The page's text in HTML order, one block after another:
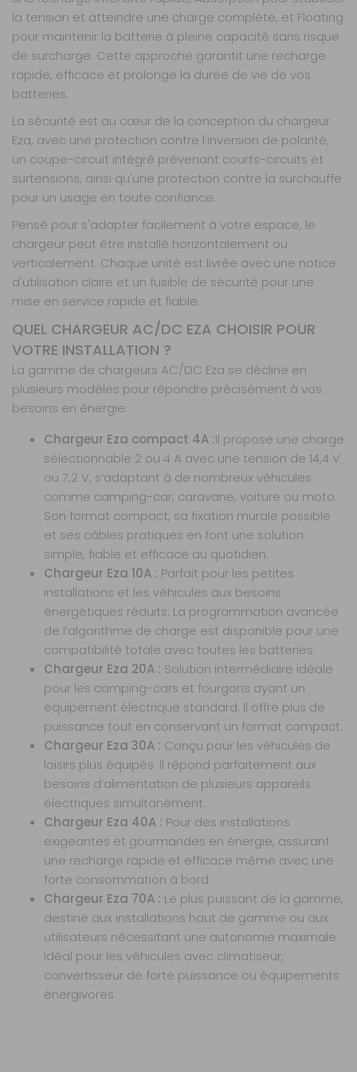
Retrait magasin uniquement (maximum : 2)
Retrait Magasin
DISPONIBLE IMMÉDIATEMENT
DANS 21 MAGASIN(S)
AJOUTER AU PANIER
30A
466158
Puissance :30
A
Modèle :
Chargeur
ACDC EZA
POWER
Prix :
Indisponible
Retrait magasin uniquement (maximum : 2)
DISPONIBLE IMMÉDIATEMENT
DANS 12 MAGASIN(S)
40A
Référence :
466132
Puissance :40
A
Modèle :
Lithium
- 52%
Prix : 209 €
99 €TTC
Disponibilité :
Livraison à Domicile
DISPONIBLE EN LIVRAISON : EN STOCK
Retrait Magasin
DISPONIBLE IMMÉDIATEMENT
DANS 39 MAGASIN(S)
AJOUTER AU PANIER
70A
Référence :
470171
Puissance : 70
A
Modèle :
Chargeur
LITHIUM EZA
Prix : 359 €TTC
Disponibilité :
Livraison à Domicile
DISPONIBLE EN LIVRAISON : EN STOCK
Retrait Magasin
la tension et atteindre une charge complète, et Floating
pour maintenir la batterie à pleine capacité sans risque
de surcharge. Cette approche garantit une recharge
rapide, efficace et prolonge la durée de vie de vos
batteries.
La sécurité est au cœur de la conception du chargeur
Eza, avec une protection contre l'inversion de polarité,
un coupe-circuit intégré prévenant courts-circuits et
surtensions, ainsi qu'une protection contre la surchauffe
pour un usage en toute confiance.
Pensé pour s'adapter facilement à votre espace, le
chargeur peut être installé horizontalement ou
verticalement. Chaque unité est livrée avec une notice
d'utilisation claire et un fusible de sécurité pour une
mise en service rapide et fiable.
QUEL CHARGEUR AC/DC EZA CHOISIR POUR
VOTRE INSTALLATION ?
La gamme de chargeurs AC/DC Eza se décline en
plusieurs modèles pour répondre précisément à vos
besoins en énergie.
Chargeur Eza compact 4A :Il propose une charge
sélectionnable 2 ou 4 A avec une tension de 14,4 V
ou 7,2 V, s’adaptant à de nombreux véhicules
comme camping-car, caravane, voiture ou moto.
Son format compact, sa fixation murale possible
et ses câbles pratiques en font une solution
simple, fiable et efficace au quotidien.
Chargeur Eza 10A : Parfait pour les petites
installations et les véhicules aux besoins
énergétiques réduits. La programmation avancée
de l’algorithme de charge est disponible pour une
compatibilité totale avec toutes les batteries.
Chargeur Eza 20A : Solution intermédiaire idéale
pour les camping-cars et fourgons ayant un
équipement électrique standard. Il offre plus de
puissance tout en conservant un format compact.
Chargeur Eza 30A : Conçu pour les véhicules de
loisirs plus équipés. Il répond parfaitement aux
besoins d’alimentation de plusieurs appareils
électriques simultanément.
Chargeur Eza 40A : Pour des installations
exigeantes et gourmandes en énergie, assurant
une recharge rapide et efficace même avec une
forte consommation à bord.
Chargeur Eza 70A : Le plus puissant de la gamme,
destiné aux installations haut de gamme ou aux
utilisateurs nécessitant une autonomie maximale.
Idéal pour les véhicules avec climatiseur,
convertisseur de forte puissance ou équipements
énergivores.